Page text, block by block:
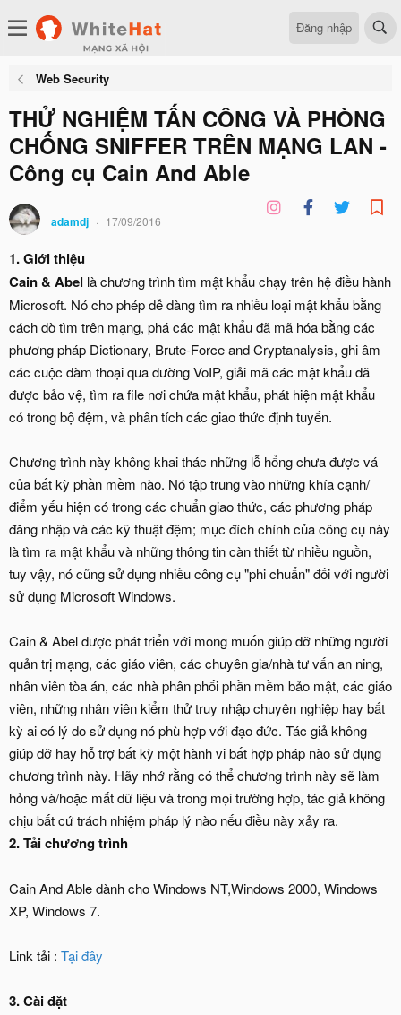
Đăng nhập
Web Security
THỬ NGHIỆM TẤN CÔNG VÀ PHÒNG
CHỐNG SNIFFER TRÊN MẠNG LAN -
Công cụ Cain And Able
adamdj 17/09/2016
1. Giới thiệu
Cain & Abel là chương trình tìm mật khẩu chạy trên hệ điều hành
Microsoft. Nó cho phép dễ dàng tìm ra nhiều loại mật khẩu bằng
cách dò tìm trên mạng, phá các mật khẩu đã mã hóa bằng các
phương pháp Dictionary, Brute-Force and Cryptanalysis, ghi âm
các cuộc đàm thoại qua đường VoIP, giải mã các mật khẩu đã
được bảo vệ, tìm ra file nơi chứa mật khẩu, phát hiện mật khẩu
có trong bộ đệm, và phân tích các giao thức định tuyến.
Chương trình này không khai thác những lỗ hổng chưa được vá
của bất kỳ phần mềm nào. Nó tập trung vào những khía cạnh/
điểm yếu hiện có trong các chuẩn giao thức, các phương pháp
đăng nhập và các kỹ thuật đệm; mục đích chính của công cụ này
là tìm ra mật khẩu và những thông tin càn thiết từ nhiều nguồn,
tuy vậy, nó cũng sử dụng nhiều công cụ "phi chuẩn" đối với người
sử dụng Microsoft Windows.
Cain & Abel được phát triển với mong muốn giúp đỡ những người
quản trị mạng, các giáo viên, các chuyên gia/nhà tư vấn an ning,
nhân viên tòa án, các nhà phân phối phần mềm bảo mật, các giáo
viên, những nhân viên kiểm thử truy nhập chuyên nghiệp hay bất
kỳ ai có lý do sử dụng nó phù hợp với đạo đức. Tác giả không
giúp đỡ hay hỗ trợ bất kỳ một hành vi bất hợp pháp nào sử dụng
chương trình này. Hãy nhớ rằng có thể chương trình này sẽ làm
hỏng và/hoặc mất dữ liệu và trong mọi trường hợp, tác giả không
chịu bất cứ trách nhiệm pháp lý nào nếu điều này xảy ra.
2. Tải chương trình
Cain And Able dành cho Windows NT,Windows 2000, Windows
XP, Windows 7.
Link tải : Tại đây
3. Cài đặt